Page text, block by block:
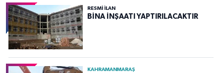
RESMİ İLAN
BİNA İNŞAATI YAPTIRILACAKTIR
KAHRAMANMARAŞ